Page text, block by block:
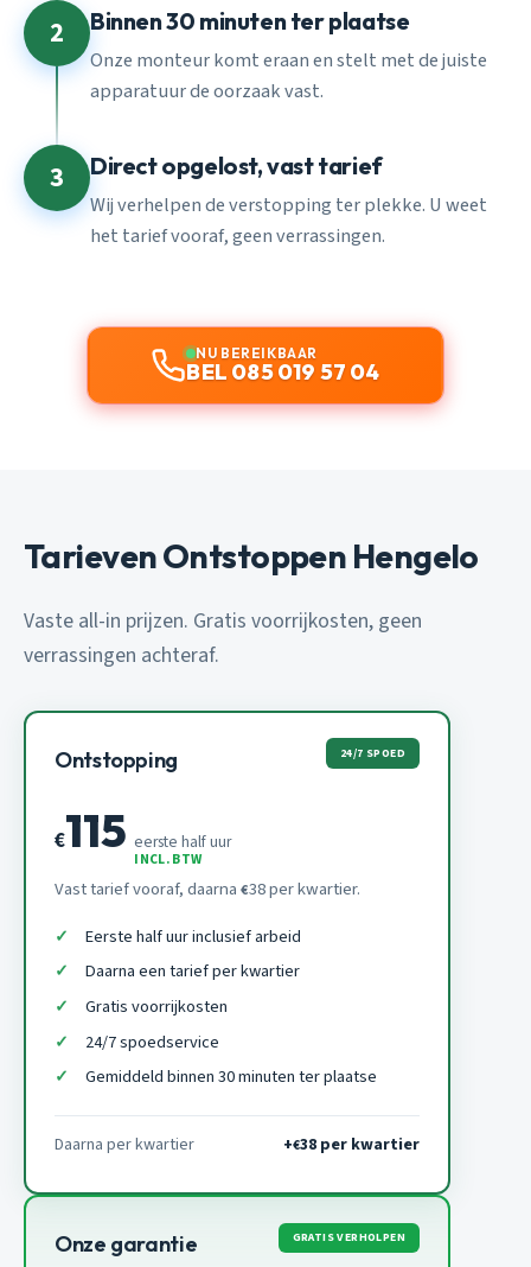
2 Binnen 30 minuten ter plaatse
Onze monteur komt eraan en stelt met de juiste
apparatuur de oorzaak vast.
3 Direct opgelost, vast tarief
Wij verhelpen de verstopping ter plekke. U weet
het tarief vooraf, geen verrassingen.
NU BEREIKBAAR
BEL 085 019 57 04
Tarieven Ontstoppen Hengelo
Vaste all-in prijzen. Gratis voorrijkosten, geen
verrassingen achteraf.
Ontstopping 24/7 SPOED
€115 eerste half uur
INCL. BTW
Vast tarief vooraf, daarna €38 per kwartier.
Eerste half uur inclusief arbeid
Daarna een tarief per kwartier
Gratis voorrijkosten
24/7 spoedservice
Gemiddeld binnen 30 minuten ter plaatse
Daarna per kwartier +€38 per kwartier
Onze garantie GRATIS VERHOLPEN